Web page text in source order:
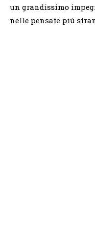
un grandissimo
nelle pensate più